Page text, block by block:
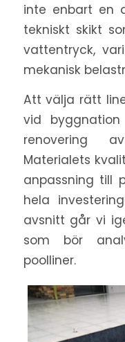
inte enbart en
tekniskt skikt
vattentryck,
mekanisk
Att välja rätt
vid
renovering
Materialets
anpassning till
hela
avsnitt går vi
som bör
poolliner.